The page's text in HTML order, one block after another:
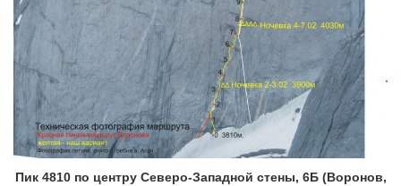
Пик 4810 по центру Северо-Западной стены, 6Б (Воронов,